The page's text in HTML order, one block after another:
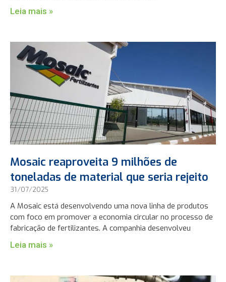
Leia mais »
Mosaic reaproveita 9 milhões de
toneladas de material que seria rejeito
31/07/2025
A Mosaic está desenvolvendo uma nova linha de produtos
com foco em promover a economia circular no processo de
fabricação de fertilizantes. A companhia desenvolveu
Leia mais »